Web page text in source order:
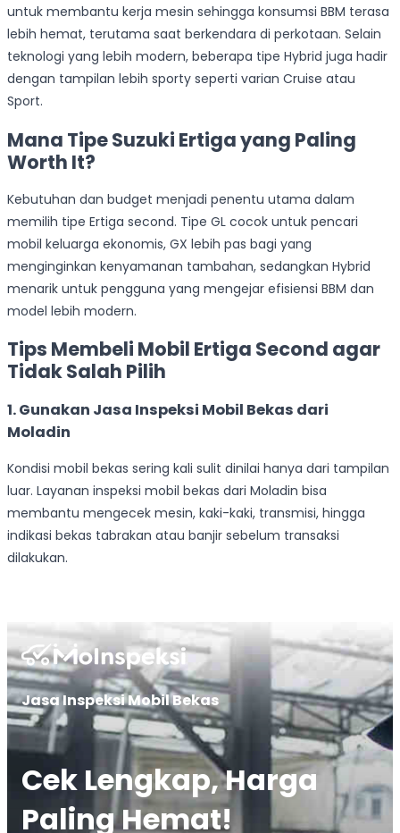
untuk membantu kerja mesin sehingga konsumsi BBM terasa
lebih hemat, terutama saat berkendara di perkotaan. Selain
teknologi yang lebih modern, beberapa tipe Hybrid juga hadir
dengan tampilan lebih sporty seperti varian Cruise atau
Sport.
Mana Tipe Suzuki Ertiga yang Paling
Worth It?
Kebutuhan dan budget menjadi penentu utama dalam
memilih tipe Ertiga second. Tipe GL cocok untuk pencari
mobil keluarga ekonomis, GX lebih pas bagi yang
menginginkan kenyamanan tambahan, sedangkan Hybrid
menarik untuk pengguna yang mengejar efisiensi BBM dan
model lebih modern.
Tips Membeli Mobil Ertiga Second agar
Tidak Salah Pilih
1. Gunakan Jasa Inspeksi Mobil Bekas dari
Moladin
Kondisi mobil bekas sering kali sulit dinilai hanya dari tampilan
luar. Layanan inspeksi mobil bekas dari Moladin bisa
membantu mengecek mesin, kaki-kaki, transmisi, hingga
indikasi bekas tabrakan atau banjir sebelum transaksi
dilakukan.